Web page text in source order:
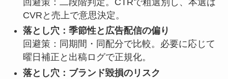
CVRと売上で意思決定。
落とし穴：季節性と広告配信の偏り
回避策：同期間・同配分で比較。必要に応じて
曜日補正と出稿ログで正規化。
落とし穴：ブランド毀損のリスク